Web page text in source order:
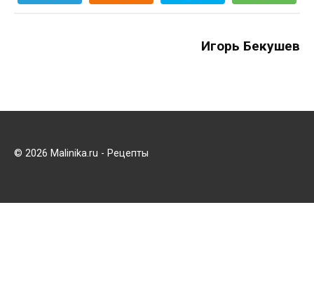
Игорь Бекушев
© 2026 Malinika.ru - Рецепты